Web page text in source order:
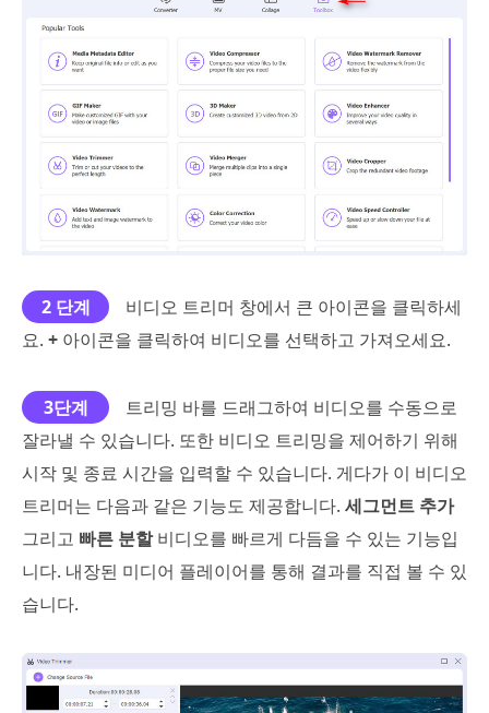
2 단계
비디오 트리머 창에서 큰 아이콘을 클릭하세
요. + 아이콘을 클릭하여 비디오를 선택하고 가져오세요.
3단계
트리밍 바를 드래그하여 비디오를 수동으로
잘라낼 수 있습니다. 또한 비디오 트리밍을 제어하기 위해
시작 및 종료 시간을 입력할 수 있습니다. 게다가 이 비디오
트리머는 다음과 같은 기능도 제공합니다. 세그먼트 추가
그리고 빠른 분할비디오를 빠르게 다듬을 수 있는 기능입
니다. 내장된 미디어 플레이어를 통해 결과를 직접 볼 수 있
습니다.